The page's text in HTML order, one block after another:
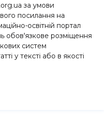
за умови
посилання на
освітній портал
обов'язкове розміщення
систем
у тексті або в якості